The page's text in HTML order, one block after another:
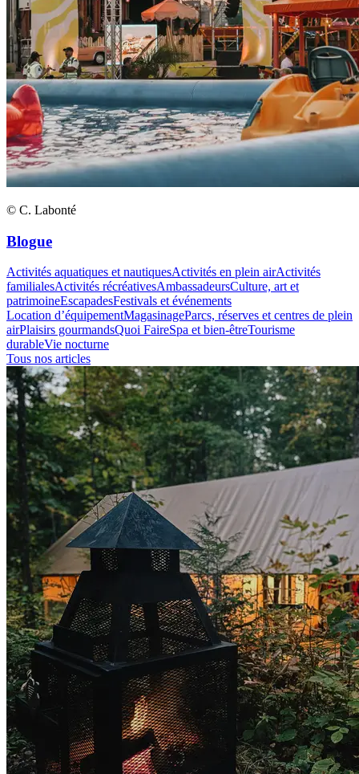
© C. Labonté
Blogue
Activités aquatiques et nautiquesActivités en plein airActivités
familialesActivités récréativesAmbassadeursCulture, art et
patrimoineEscapadesFestivals et événements
Location d’équipementMagasinageParcs, réserves et centres de plein
airPlaisirs gourmandsQuoi FaireSpa et bien-êtreTourisme
durableVie nocturne
Tous nos articles